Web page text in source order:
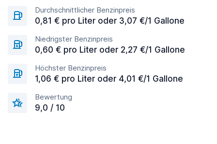
Durchschnittlicher Benzinpreis
0,81 € pro Liter oder 3,07 €/1 Gallone
Niedrigster Benzinpreis
0,60 € pro Liter oder 2,27 €/1 Gallone
Höchster Benzinpreis
1,06 € pro Liter oder 4,01 €/1 Gallone
Bewertung
9,0 / 10